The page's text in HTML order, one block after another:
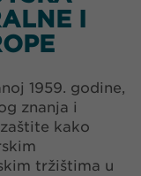
I
1959. godine,
znanja i
kako
tržištima u